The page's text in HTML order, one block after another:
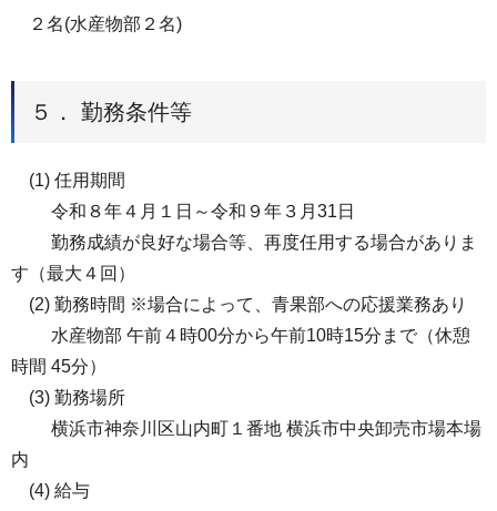
２名(水産物部２名)
５． 勤務条件等
(1) 任用期間
令和８年４月１日～令和９年３月31日
勤務成績が良好な場合等、再度任用する場合がありま
す（最大４回）
(2) 勤務時間 ※場合によって、青果部への応援業務あり
水産物部 午前４時00分から午前10時15分まで（休憩
時間 45分）
(3) 勤務場所
横浜市神奈川区山内町１番地 横浜市中央卸売市場本場
内
(4) 給与